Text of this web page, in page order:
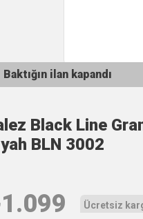
Baktığın ilan kapandı
Black Line
BLN 3002
1.099 Ücretsiz